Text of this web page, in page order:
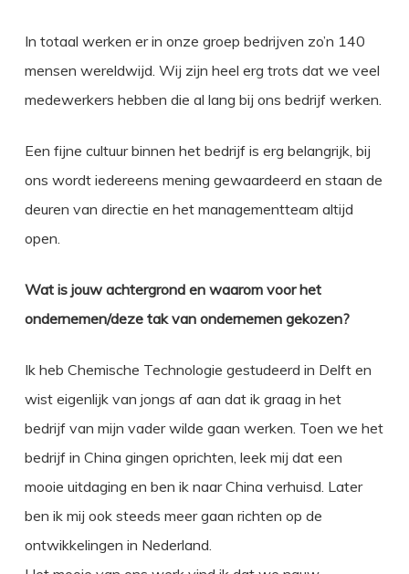
In totaal werken er in onze groep bedrijven zo’n 140
mensen wereldwijd. Wij zijn heel erg trots dat we veel
medewerkers hebben die al lang bij ons bedrijf werken.
Een fijne cultuur binnen het bedrijf is erg belangrijk, bij
ons wordt iedereens mening gewaardeerd en staan de
deuren van directie en het managementteam altijd
open.
Wat is jouw achtergrond en waarom voor het
ondernemen/deze tak van ondernemen gekozen?
Ik heb Chemische Technologie gestudeerd in Delft en
wist eigenlijk van jongs af aan dat ik graag in het
bedrijf van mijn vader wilde gaan werken. Toen we het
bedrijf in China gingen oprichten, leek mij dat een
mooie uitdaging en ben ik naar China verhuisd. Later
ben ik mij ook steeds meer gaan richten op de
ontwikkelingen in Nederland.